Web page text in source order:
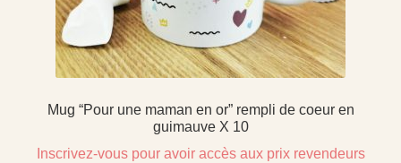
Mug “Pour une maman en or” rempli de coeur en
guimauve X 10
Inscrivez-vous pour avoir accès aux prix revendeurs